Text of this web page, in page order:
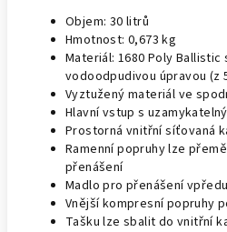
Objem: 30 litrů
Hmotnost: 0,673 kg
Materiál: 1680 Poly Ballistic
vodoodpudivou úpravou (z
Vyztužený materiál ve
Hlavní vstup s
Prostorná vnitřní síťovaná
Ramenní popruhy lze
přenášení
Madlo pro přenášení
Vnější kompresní popruhy
Tašku lze sbalit do vnitřní